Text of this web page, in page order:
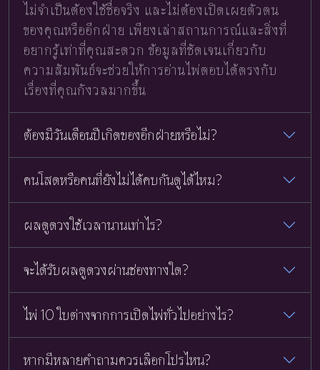
ไม่จำเป็นต้องใช้ชื่อจริง และไม่ต้องเปิดเผยตัวตน
ของคุณหรืออีกฝ่าย เพียงเล่าสถานการณ์และสิ่งที่
อยากรู้เท่าที่คุณสะดวก ข้อมูลที่ชัดเจนเกี่ยวกับ
ความสัมพันธ์จะช่วยให้การอ่านไพ่ตอบได้ตรงกับ
เรื่องที่คุณกังวลมากขึ้น
ต้องมีวันเดือนปีเกิดของอีกฝ่ายหรือไม่?
คนโสดหรือคนที่ยังไม่ได้คบกันดูได้ไหม?
ผลดูดวงใช้เวลานานเท่าไร?
จะได้รับผลดูดวงผ่านช่องทางใด?
ไพ่ 10 ใบต่างจากการเปิดไพ่ทั่วไปอย่างไร?
หากมีหลายคำถามควรเลือกโปรไหน?